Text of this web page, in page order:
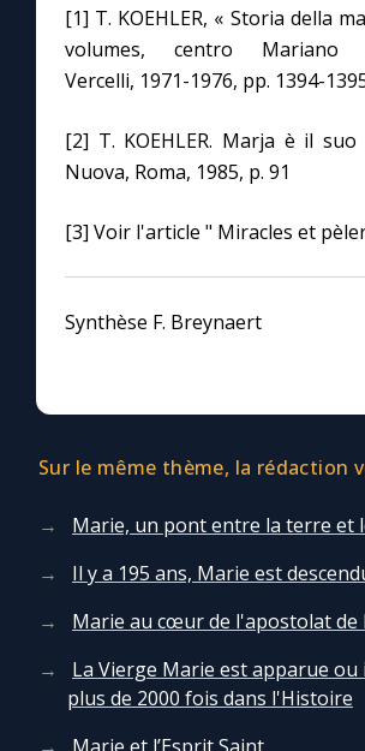
[1] T. KOEHLER, « Storia della
volumes, centro Mariano
Vercelli, 1971-1976, pp. 1394-
[2] T. KOEHLER. Marja è il
Nuova, Roma, 1985, p. 91
[3] Voir l'article " Miracles et
Synthèse F. Breynaert
Sur le même thème, la rédaction
Marie, un pont entre la terre et
Il y a 195 ans, Marie est
Marie au cœur de l'apostolat de
La Vierge Marie est apparue
plus de 2000 fois dans l'Histoire